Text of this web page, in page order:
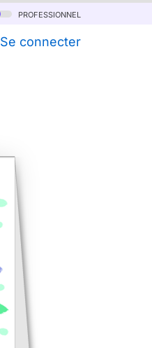
professionnel
Se connecter